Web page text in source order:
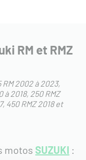
RM et RMZ
RM 2002 à 2023
à 2018 250 RMZ
450 RMZ 2018 et
motosSUZUKI :